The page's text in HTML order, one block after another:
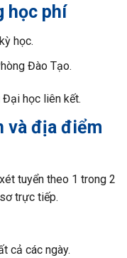
học phí
học.
Đào Tạo.
Đại học liên kết.
và địa điểm
tuyển theo 1 trong 2
trực tiếp.
cả các ngày.